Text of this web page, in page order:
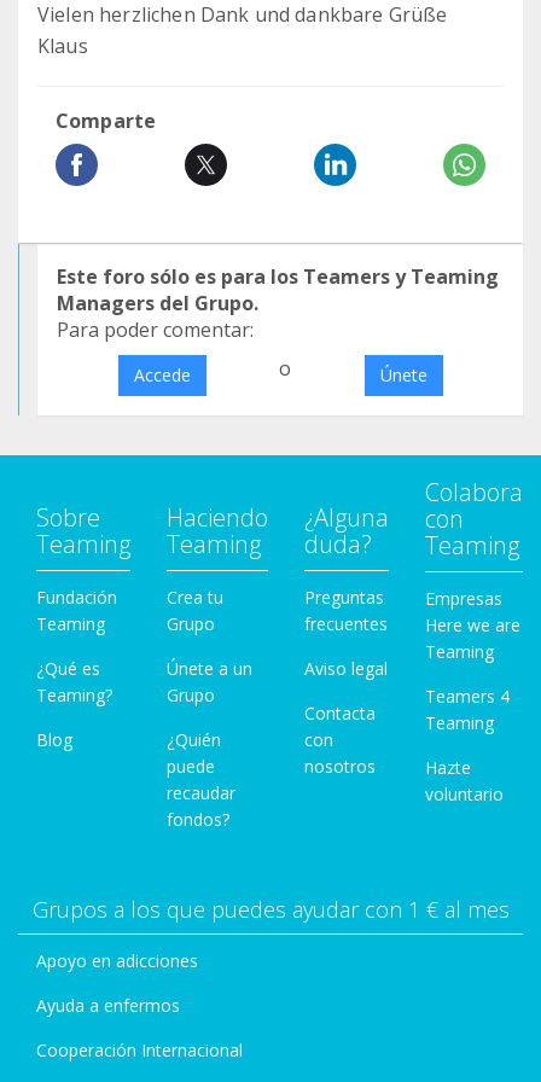
Vielen herzlichen Dank und dankbare Grüße
Klaus
Comparte
Este foro sólo es para los Teamers y Teaming
Managers del Grupo.
Para poder comentar:
Accede o Únete
Sobre
Teaming
Fundación
Teaming
¿Qué es
Teaming?
Blog
Haciendo
Teaming
Crea tu
Grupo
Únete a un
Grupo
¿Quién
puede
recaudar
fondos?
¿Alguna
duda?
Preguntas
frecuentes
Aviso legal
Contacta
con
nosotros
Colabora
con
Teaming
Empresas
Here we are
Teaming
Teamers 4
Teaming
Hazte
voluntario
Grupos a los que puedes ayudar con 1 € al mes
Apoyo en adicciones
Ayuda a enfermos
Cooperación Internacional